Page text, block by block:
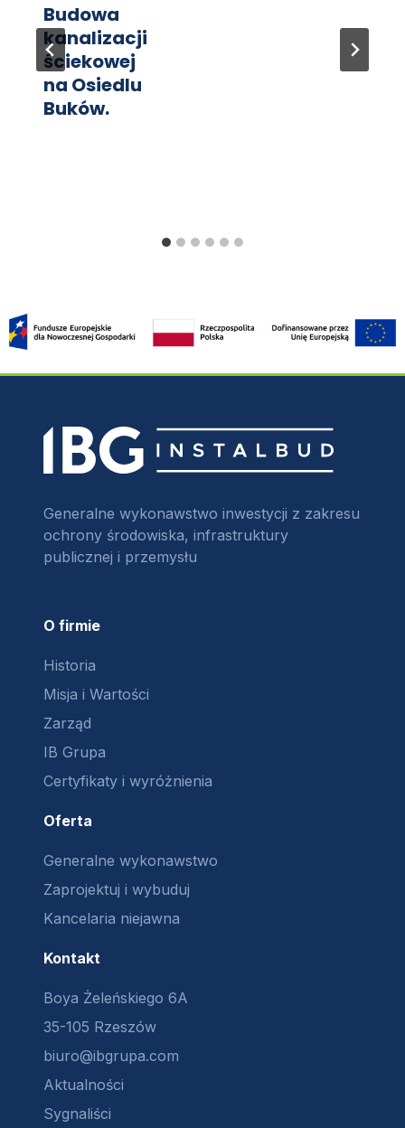
Budowa
kanalizacji
ściekowej
na Osiedlu
Buków.
Generalne wykonawstwo inwestycji z zakresu
ochrony środowiska, infrastruktury
publicznej i przemysłu
O firmie
Historia
Misja i Wartości
Zarząd
IB Grupa
Certyfikaty i wyróżnienia
Oferta
Generalne wykonawstwo
Zaprojektuj i wybuduj
Kancelaria niejawna
Kontakt
Boya Żeleńskiego 6A
35-105 Rzeszów
biuro@ibgrupa.com
Aktualności
Sygnaliści